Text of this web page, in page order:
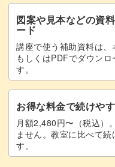
図案や見本などの資
ード
講座で使う補助資料は、
もしくはPDFでダウン
す。
お得な料金で続けや
月額2,480円〜（税込）
ません。教室に比べて
す。